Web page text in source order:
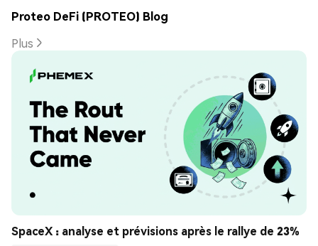
Proteo DeFi (PROTEO) Blog
Plus
SpaceX : analyse et prévisions après le rallye de 23%